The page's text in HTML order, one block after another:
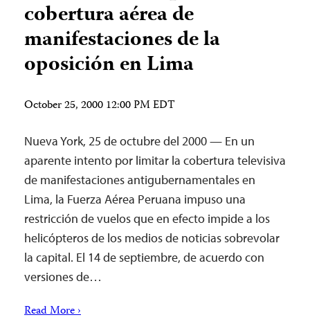
cobertura aérea de
manifestaciones de la
oposición en Lima
October 25, 2000 12:00 PM EDT
Nueva York, 25 de octubre del 2000 — En un
aparente intento por limitar la cobertura televisiva
de manifestaciones antigubernamentales en
Lima, la Fuerza Aérea Peruana impuso una
restricción de vuelos que en efecto impide a los
helicópteros de los medios de noticias sobrevolar
la capital. El 14 de septiembre, de acuerdo con
versiones de…
Read More ›